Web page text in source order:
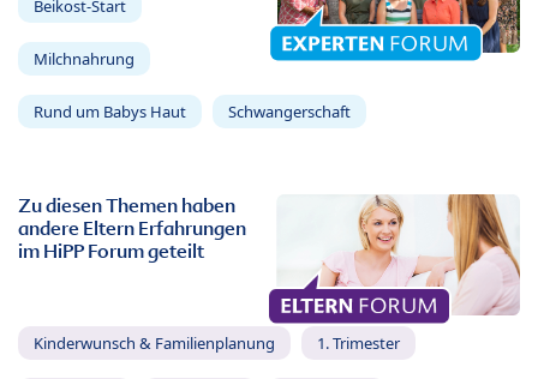
Beikost-Start
Milchnahrung
Rund um Babys Haut Schwangerschaft
Zu diesen Themen haben
andere Eltern Erfahrungen
im HiPP Forum geteilt
Kinderwunsch & Familienplanung 1. Trimester